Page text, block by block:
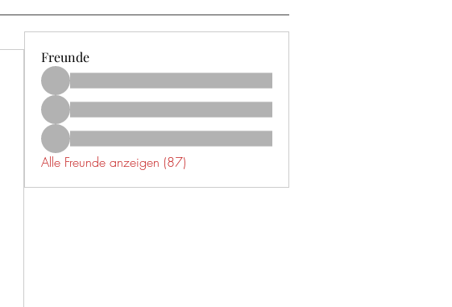
Freunde
Alle Freunde anzeigen (87)